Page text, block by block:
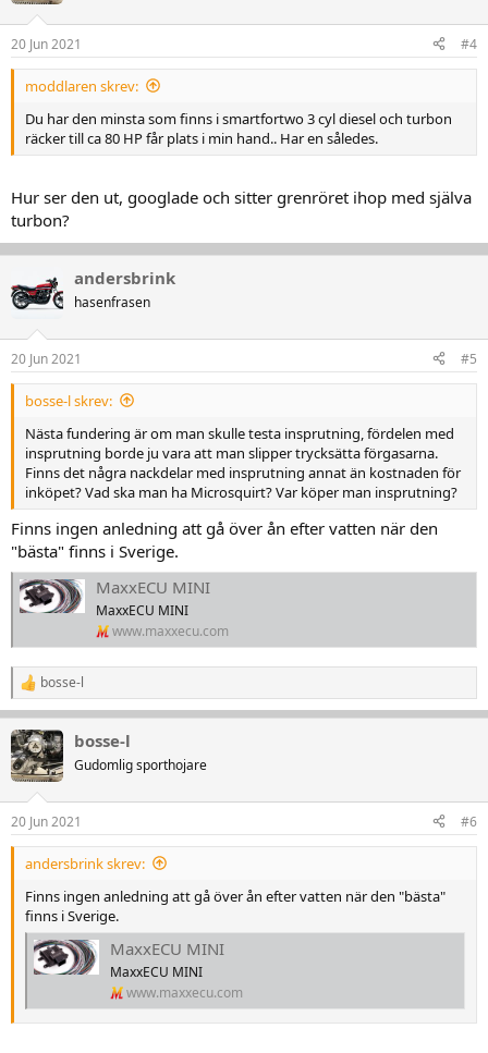
e
r
20 Jun 2021 #4
moddlaren skrev:
Du har den minsta som finns i smartfortwo 3 cyl diesel och turbon
räcker till ca 80 HP får plats i min hand.. Har en således.
Hur ser den ut, googlade och sitter grenröret ihop med själva
turbon?
andersbrink
hasenfrasen
20 Jun 2021 #5
bosse-l skrev:
Nästa fundering är om man skulle testa insprutning, fördelen med
insprutning borde ju vara att man slipper trycksätta förgasarna.
Finns det några nackdelar med insprutning annat än kostnaden för
inköpet? Vad ska man ha Microsquirt? Var köper man insprutning?
Finns ingen anledning att gå över ån efter vatten när den
"bästa" finns i Sverige.
MaxxECU MINI
MaxxECU MINI
www.maxxecu.com
R
e
k
t
i
e
r
bosse-l
bosse-l
Gudomlig sporthojare
20 Jun 2021 #6
andersbrink skrev:
Finns ingen anledning att gå över ån efter vatten när den "bästa"
finns i Sverige.
MaxxECU MINI
MaxxECU MINI
www.maxxecu.com